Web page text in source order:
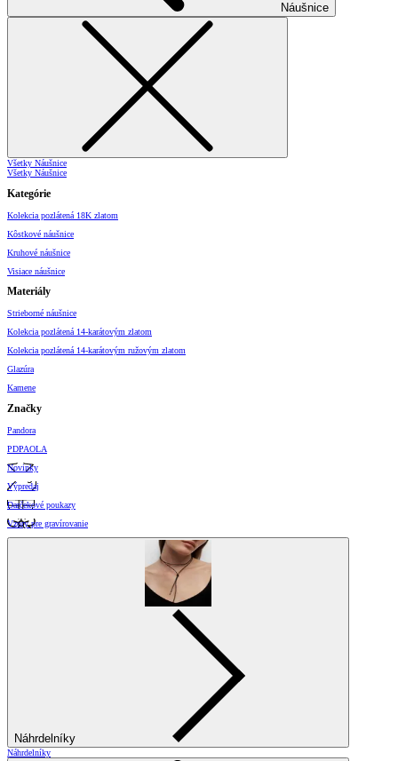
Náušnice
Všetky Náušnice
Všetky Náušnice
Kategórie
Kolekcia pozlátená 18K zlatom
Kôstkové náušnice
Kruhové náušnice
Visiace náušnice
Materiály
Strieborné náušnice
Kolekcia pozlátená 14-karátovým zlatom
Kolekcia pozlátená 14-karátovým ružovým zlatom
Glazúra
Kamene
Značky
Pandora
PDPAOLA
Novinky
Výpredaj
Darčekové poukazy
Vzory pre gravírovanie
Náhrdelníky
Náhrdelníky